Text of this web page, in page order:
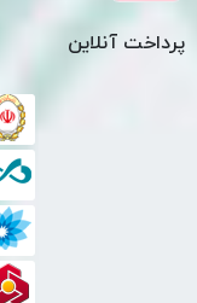
پرداخت آنلاین